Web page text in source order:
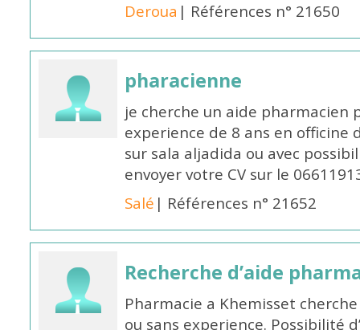
Deroua | Références n° 21650
pharacienne
je cherche un aide pharmacien
experience de 8 ans en
sur sala aljadida ou avec
envoyer votre CV sur le
Salé | Références n° 21652
Recherche d’aide
Pharmacie a Khemisset
ou sans experience. Possibilité